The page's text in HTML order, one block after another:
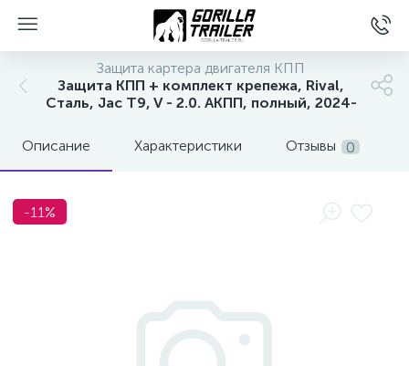
Защита картера двигателя КПП
Защита КПП + комплект крепежа, Rival,
Сталь, Jac T9, V - 2.0. АКПП, полный, 2024-
Описание Характеристики Отзывы 0
-11%